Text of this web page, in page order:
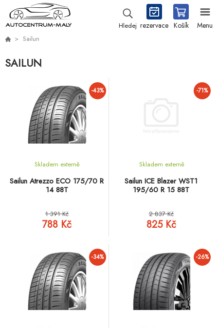
Hledej rezervace Košík Menu
Sailun
SAILUN
-43%
Sailun Atrezzo ECO 175/70 R
14 88T
Skladem externě
1 391 Kč
788 Kč
-71%
Sailun ICE Blazer WST1
195/60 R 15 88T
Skladem externě
2 837 Kč
825 Kč
-34% -26%